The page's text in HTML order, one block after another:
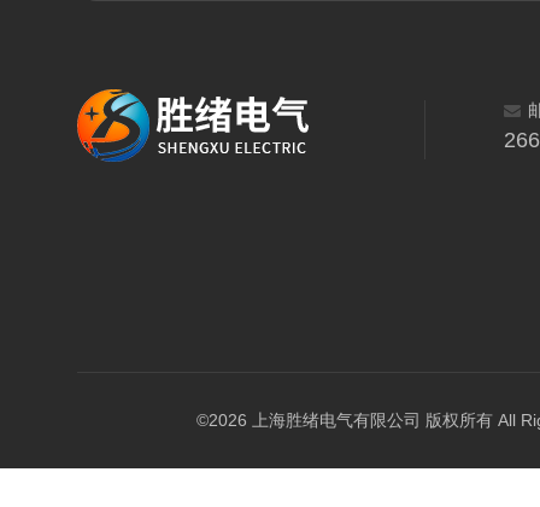
©2026 上海胜绪电气有限公司 版权所有 All